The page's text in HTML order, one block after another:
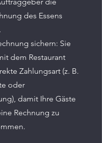
des Essens
sichern: Sie
dem Restaurant
Zahlungsart (z. B.
oder
damit Ihre Gäste
Rechnung zu